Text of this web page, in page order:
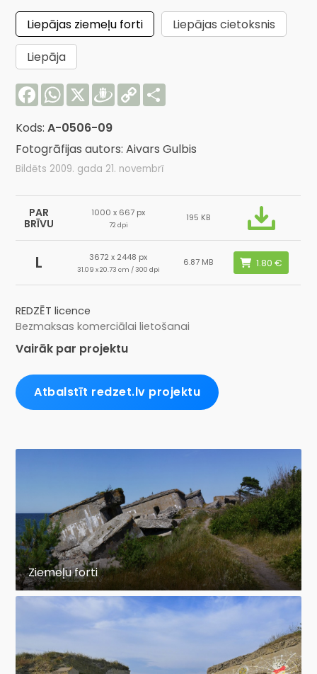
Liepājas ziemeļu forti
Liepājas cietoksnis
Liepāja
FacebookWhatsApp
X Draugiem
Copy
Link
Kods:A-0506-09
Fotogrāfijas autors: Aivars Gulbis
Bildēts 2009. gada 21. novembrī
PAR
BRĪVU
1000 x 667 px
72 dpi
195 KB
L 3672 x 2448 px
31.09 x 20.73 cm / 300 dpi
6.87 MB
REDZĒT licence
Bezmaksas komerciālai lietošanai
Vairāk par projektu
Atbalstīt redzet.lv projektu
Ziemeļu forti